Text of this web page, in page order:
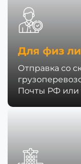
Для физ
Отправка со
Почты РФ или